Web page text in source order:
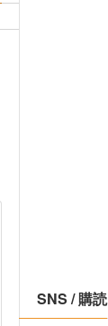
SNS / 購読